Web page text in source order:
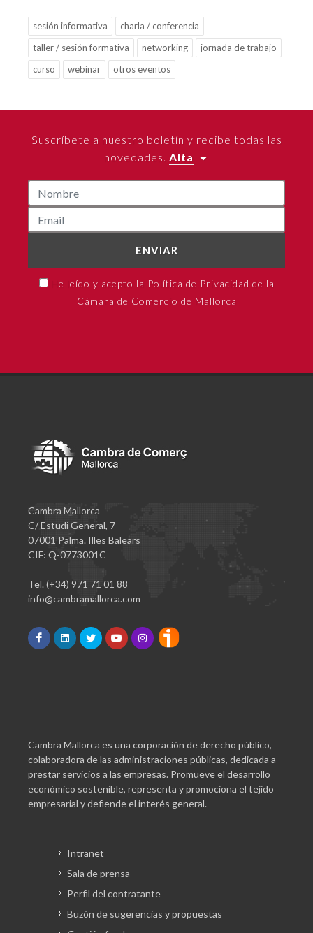
sesión informativa
charla / conferencia
taller / sesión formativa
networking
jornada de trabajo
curso
webinar otros eventos
Suscríbete a nuestro boletín y recibe todas las
novedades. Alta
ENVIAR
He leído y acepto la Política de Privacidad de la
Cámara de Comercio de Mallorca
Cambra Mallorca
C/ Estudi General, 7
07001 Palma. Illes Balears
CIF: Q-0773001C
Tel. (+34) 971 71 01 88
info@cambramallorca.com
Cambra Mallorca es una corporación de derecho público,
colaboradora de las administraciones públicas, dedicada a
prestar servicios a las empresas. Promueve el desarrollo
económico sostenible, representa y promociona el tejido
empresarial y defiende el interés general.
Intranet
Sala de prensa
Perfil del contratante
Buzón de sugerencias y propuestas